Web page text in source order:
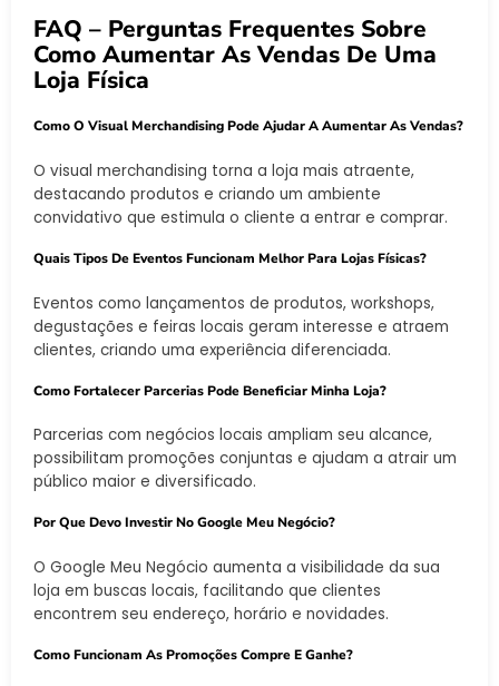
FAQ – Perguntas Frequentes Sobre
Como Aumentar As Vendas De Uma
Loja Física
Como O Visual Merchandising Pode Ajudar A Aumentar As Vendas?
O visual merchandising torna a loja mais atraente,
destacando produtos e criando um ambiente
convidativo que estimula o cliente a entrar e comprar.
Quais Tipos De Eventos Funcionam Melhor Para Lojas Físicas?
Eventos como lançamentos de produtos, workshops,
degustações e feiras locais geram interesse e atraem
clientes, criando uma experiência diferenciada.
Como Fortalecer Parcerias Pode Beneficiar Minha Loja?
Parcerias com negócios locais ampliam seu alcance,
possibilitam promoções conjuntas e ajudam a atrair um
público maior e diversificado.
Por Que Devo Investir No Google Meu Negócio?
O Google Meu Negócio aumenta a visibilidade da sua
loja em buscas locais, facilitando que clientes
encontrem seu endereço, horário e novidades.
Como Funcionam As Promoções Compre E Ganhe?